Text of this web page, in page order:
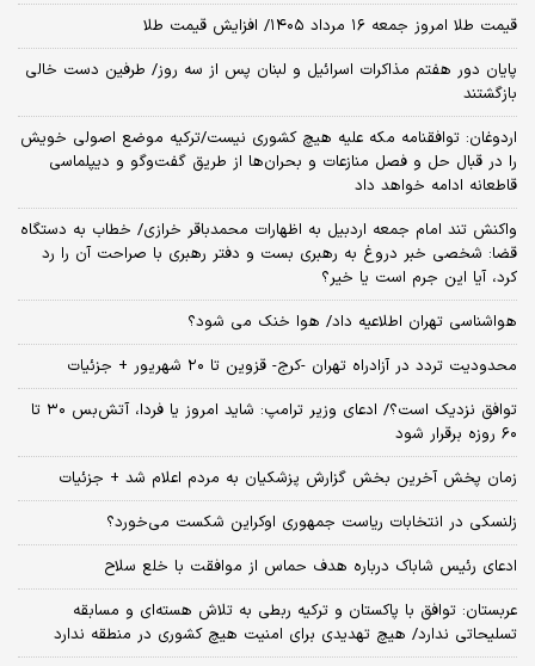
قیمت طلا امروز جمعه ۱۶ مرداد ۱۴۰۵/ افزایش قیمت طلا
پایان دور هفتم مذاکرات اسرائیل و لبنان پس از سه روز/ طرفین دست خالی
بازگشتند
اردوغان: توافقنامه مکه علیه هیچ کشوری نیست/ترکیه موضع اصولی خویش
را در قبال حل و فصل منازعات و بحران‌ها از طریق گفت‌وگو و دیپلماسی
قاطعانه ادامه خواهد داد
واکنش تند امام جمعه اردبیل به اظهارات محمدباقر خرازی/ خطاب به دستگاه
قضا: شخصی خبر دروغ به رهبری بست و دفتر رهبری با صراحت آن را رد
کرد، آیا این جرم است یا خیر؟
هواشناسی تهران اطلاعیه داد/ هوا خنک می شود؟
محدودیت تردد در آزادراه تهران -کرج- قزوین تا ۲۰ شهریور + جزئیات
توافق نزدیک است؟/ ادعای وزیر ترامپ: شاید امروز یا فردا، آتش‌بس ۳۰ تا
۶۰ روزه برقرار شود
زمان پخش آخرین بخش گزارش پزشکیان به مردم اعلام شد + جزئیات
زلنسکی در انتخابات ریاست جمهوری اوکراین شکست می‌خورد؟
ادعای رئیس شاباک درباره هدف حماس از موافقت با خلع سلاح
عربستان: توافق با پاکستان و ترکیه ربطی به تلاش هسته‌ای و مسابقه
تسلیحاتی ندارد/ هیچ تهدیدی برای امنیت هیچ کشوری در منطقه ندارد